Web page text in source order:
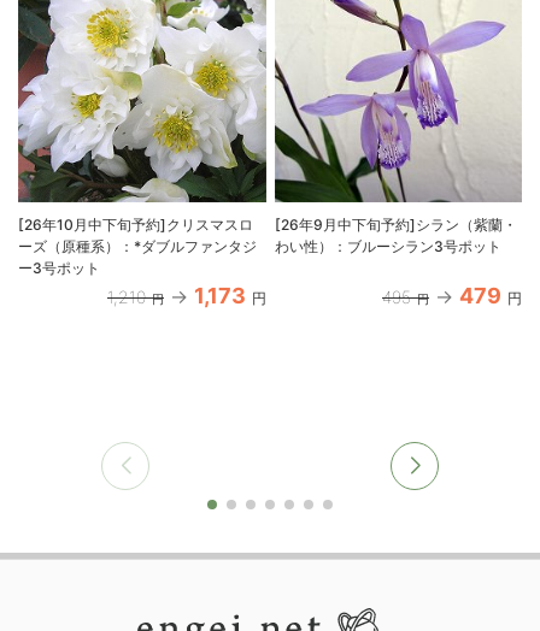
[26年10月中下旬予約]クリスマスロ
ーズ（原種系）：*ダブルファンタジ
ー3号ポット
1,210 円 1,173 円
[26年9月中下旬予約]シラン（紫蘭・
わい性）：ブルーシラン3号ポット
495 円 479 円